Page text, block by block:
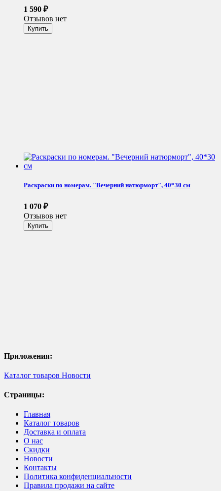
1 590 ₽
Отзывов нет
Раскраски по номерам. "Вечерний натюрморт", 40*30 см
1 070 ₽
Отзывов нет
Приложения:
Каталог товаров Новости
Страницы:
Главная
Каталог товаров
Доставка и оплата
О нас
Скидки
Новости
Контакты
Политика конфиденциальности
Правила продажи на сайте